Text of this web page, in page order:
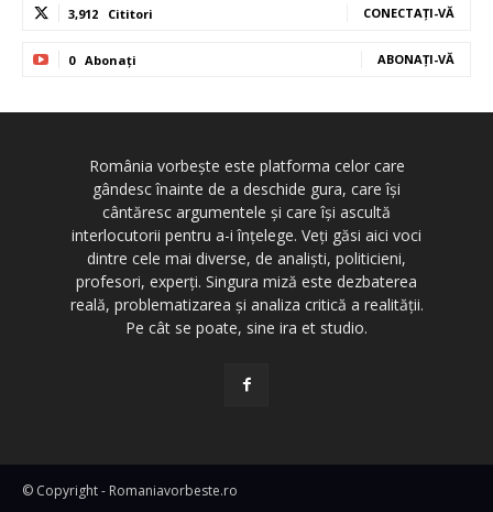
3,912 Cititori CONECTAȚI-VĂ
0 Abonați ABONAȚI-VĂ
România vorbește este platforma celor care
gândesc înainte de a deschide gura, care își
cântăresc argumentele și care își ascultă
interlocutorii pentru a-i înțelege. Veți găsi aici voci
dintre cele mai diverse, de analiști, politicieni,
profesori, experți. Singura miză este dezbaterea
reală, problematizarea și analiza critică a realității.
Pe cât se poate, sine ira et studio.
© Copyright - Romaniavorbeste.ro